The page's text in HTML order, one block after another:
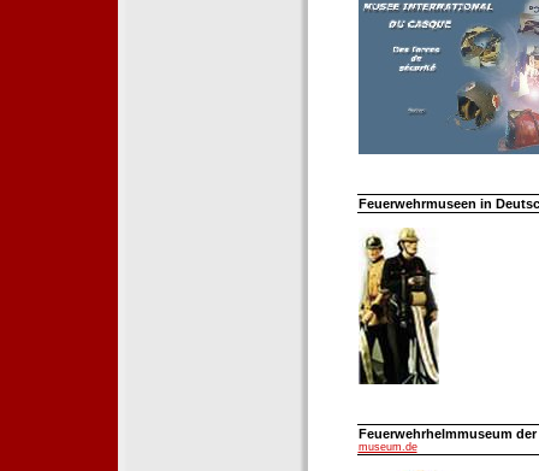
Feuerwehrmuseen in
Feuerwehrhelmmuseum
museum.de